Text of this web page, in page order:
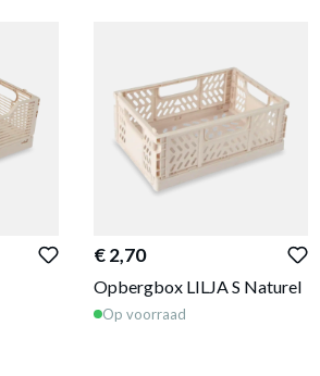
€ 2,70
Opbergbox LILJA S Naturel
Op voorraad